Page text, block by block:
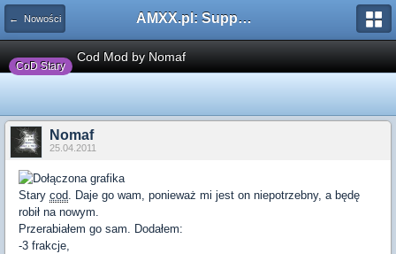
← Nowości AMXX.pl: Support AMX Mod X i SourceMod
CoD Stary
Cod Mod by Nomaf
Nomaf
25.04.2011
Stary cod. Daje go wam, ponieważ mi jest on niepotrzebny, a będę
robił na nowym.
Przerabiałem go sam. Dodałem:
-3 frakcje,